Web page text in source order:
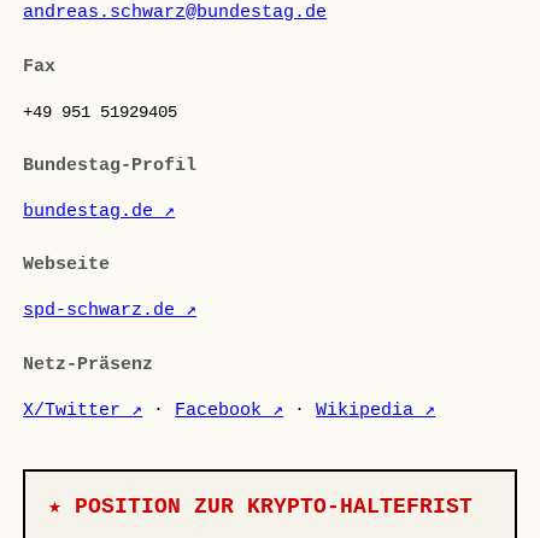
andreas.schwarz@bundestag.de
Fax
+49 951 51929405
Bundestag-Profil
bundestag.de ↗
Webseite
spd-schwarz.de ↗
Netz-Präsenz
X/Twitter ↗ · Facebook ↗ ·Wikipedia ↗
★ POSITION ZUR KRYPTO-HALTEFRIST